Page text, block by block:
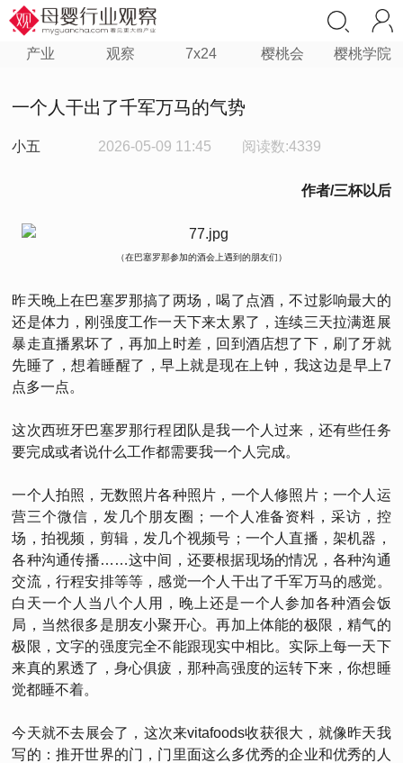
产业 观察 7x24 樱桃会 樱桃学院
一个人干出了千军万马的气势
小五 2026-05-09 11:45 阅读数:4339
作者/三杯以后
（在巴塞罗那参加的酒会上遇到的朋友们）
昨天晚上在巴塞罗那搞了两场，喝了点酒，不过影响最大的
还是体力，刚强度工作一天下来太累了，连续三天拉满逛展
暴走直播累坏了，再加上时差，回到酒店想了下，刷了牙就
先睡了，想着睡醒了，早上就是现在上钟，我这边是早上7
点多一点。
这次西班牙巴塞罗那行程团队是我一个人过来，还有些任务
要完成或者说什么工作都需要我一个人完成。
一个人拍照，无数照片各种照片，一个人修照片；一个人运
营三个微信，发几个朋友圈；一个人准备资料，采访，控
场，拍视频，剪辑，发几个视频号；一个人直播，架机器，
各种沟通传播……这中间，还要根据现场的情况，各种沟通
交流，行程安排等等，感觉一个人干出了千军万马的感觉。
白天一个人当八个人用，晚上还是一个人参加各种酒会饭
局，当然很多是朋友小聚开心。再加上体能的极限，精气的
极限，文字的强度完全不能跟现实中相比。实际上每一天下
来真的累透了，身心俱疲，那种高强度的运转下来，你想睡
觉都睡不着。
今天就不去展会了，这次来vitafoods收获很大，就像昨天我
写的：推开世界的门，门里面这么多优秀的企业和优秀的人